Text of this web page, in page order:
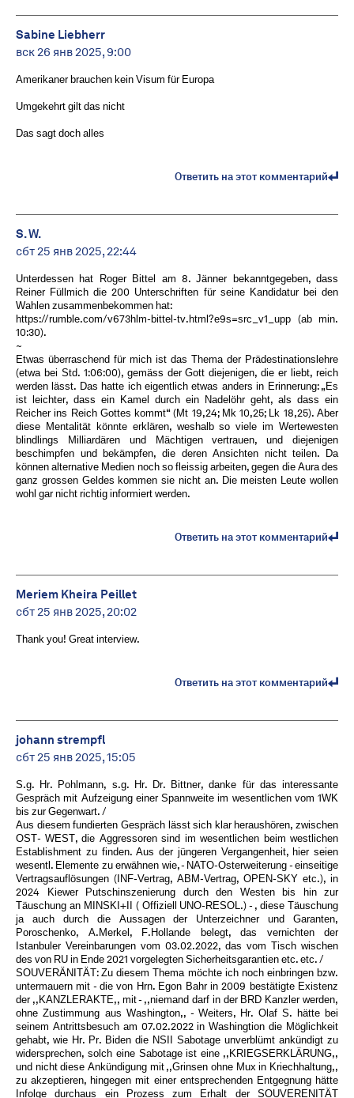
Sabine Liebherr
вск 26 янв 2025, 9:00
Amerikaner brauchen kein Visum für Europa
Umgekehrt gilt das nicht
Das sagt doch alles
Ответить на этот комментарий
S. W.
сбт 25 янв 2025, 22:44
Unterdessen hat Roger Bittel am 8. Jänner bekanntgegeben, dass
Reiner Füllmich die 200 Unterschriften für seine Kandidatur bei den
Wahlen zusammenbekommen hat:
https://rumble.com/v673hlm-bittel-tv.html?e9s=src_v1_upp (ab min.
10:30).
~
Etwas überraschend für mich ist das Thema der Prädestinationslehre
(etwa bei Std. 1:06:00), gemäss der Gott diejenigen, die er liebt, reich
werden lässt. Das hatte ich eigentlich etwas anders in Erinnerung: „Es
ist leichter, dass ein Kamel durch ein Nadelöhr geht, als dass ein
Reicher ins Reich Gottes kommt“ (Mt 19,24; Mk 10,25; Lk 18,25). Aber
diese Mentalität könnte erklären, weshalb so viele im Wertewesten
blindlings Milliardären und Mächtigen vertrauen, und diejenigen
beschimpfen und bekämpfen, die deren Ansichten nicht teilen. Da
können alternative Medien noch so fleissig arbeiten, gegen die Aura des
ganz grossen Geldes kommen sie nicht an. Die meisten Leute wollen
wohl gar nicht richtig informiert werden.
Ответить на этот комментарий
Meriem Kheira Peillet
сбт 25 янв 2025, 20:02
Thank you! Great interview.
Ответить на этот комментарий
johann strempfl
сбт 25 янв 2025, 15:05
S.g. Hr. Pohlmann, s.g. Hr. Dr. Bittner, danke für das interessante
Gespräch mit Aufzeigung einer Spannweite im wesentlichen vom 1WK
bis zur Gegenwart. /
Aus diesem fundierten Gespräch lässt sich klar heraushören, zwischen
OST- WEST, die Aggressoren sind im wesentlichen beim westlichen
Establishment zu finden. Aus der jüngeren Vergangenheit, hier seien
wesentl. Elemente zu erwähnen wie, - NATO-Osterweiterung - einseitige
Vertragsauflösungen (INF-Vertrag, ABM-Vertrag, OPEN-SKY etc.), in
2024 Kiewer Putschinszenierung durch den Westen bis hin zur
Täuschung an MINSKI+II ( Offiziell UNO-RESOL.) - , diese Täuschung
ja auch durch die Aussagen der Unterzeichner und Garanten,
Poroschenko, A.Merkel, F.Hollande belegt, das vernichten der
Istanbuler Vereinbarungen vom 03.02.2022, das vom Tisch wischen
des von RU in Ende 2021 vorgelegten Sicherheitsgarantien etc. etc. /
SOUVERÄNITÄT: Zu diesem Thema möchte ich noch einbringen bzw.
untermauern mit - die von Hrn. Egon Bahr in 2009 bestätigte Existenz
der ,,KANZLERAKTE,, mit - ,,niemand darf in der BRD Kanzler werden,
ohne Zustimmung aus Washington,, - Weiters, Hr. Olaf S. hätte bei
seinem Antrittsbesuch am 07.02.2022 in Washingtion die Möglichkeit
gehabt, wie Hr. Pr. Biden die NSII Sabotage unverblümt ankündigt zu
widersprechen, solch eine Sabotage ist eine ,,KRIEGSERKLÄRUNG,,
und nicht diese Ankündigung mit ,,Grinsen ohne Mux in Kriechhaltung,,
zu akzeptieren, hingegen mit einer entsprechenden Entgegnung hätte
Infolge durchaus ein Prozess zum Erhalt der SOUVERENITÄT